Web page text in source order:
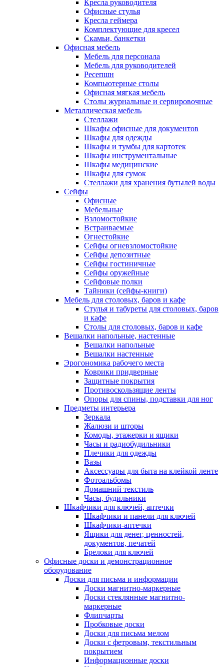
Кресла руководителя
Офисные стулья
Кресла геймера
Комплектующие для кресел
Скамьи, банкетки
Офисная мебель
Мебель для персонала
Мебель для руководителей
Ресепшн
Компьютерные столы
Офисная мягкая мебель
Столы журнальные и сервировочные
Металлическая мебель
Стеллажи
Шкафы офисные для документов
Шкафы для одежды
Шкафы и тумбы для картотек
Шкафы инструментальные
Шкафы медицинские
Шкафы для сумок
Стеллажи для хранения бутылей воды
Сейфы
Офисные
Мебельные
Взломостойкие
Встраиваемые
Огнестойкие
Сейфы огневзломостойкие
Сейфы депозитные
Сейфы гостиничные
Сейфы оружейные
Сейфовые полки
Тайники (сейфы-книги)
Мебель для столовых, баров и кафе
Стулья и табуреты для столовых, баров
и кафе
Столы для столовых, баров и кафе
Вешалки напольные, настенные
Вешалки напольные
Вешалки настенные
Эрогономика рабочего места
Коврики придверные
Защитные покрытия
Противоскользящие ленты
Опоры для спины, подставки для ног
Предметы интерьера
Зеркала
Жалюзи и шторы
Комоды, этажерки и ящики
Часы и радиобудильники
Плечики для одежды
Вазы
Аксессуары для быта на клейкой ленте
Фотоальбомы
Домашний текстиль
Часы, будильники
Шкафчики для ключей, аптечки
Шкафчики и панели для ключей
Шкафчики-аптечки
Ящики для денег, ценностей,
документов, печатей
Брелоки для ключей
Офисные доски и демонстрационное
оборудование
Доски для письма и информации
Доски магнитно-маркерные
Доски стеклянные магнитно-
маркерные
Флипчарты
Пробковые доски
Доски для письма мелом
Доски с фетровым, текстильным
покрытием
Информационные доски